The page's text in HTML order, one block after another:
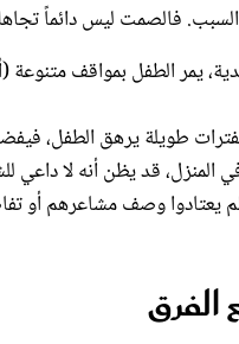
فالصمت ليس دائماً
يمر الطفل بمواقف
طويلة يرهق الطفل،
المنزل، قد يظن أنه لا داعي
يعتادوا وصف مشاعرهم أو
الفرق